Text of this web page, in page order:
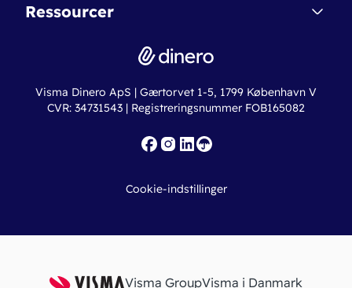
Dinero Pro
Erhvervslån
Fakturaskabeloner
Online regnskabskurser
Ressourcer
Ny virksomhed
Iværksætterlegat
Visma Dinero ApS | Gærtorvet 1-5, 1799 København V
CVR: 34731543 | Registreringsnummer FOB165082
Cookie-indstillinger
Visma GroupVisma i Danmark